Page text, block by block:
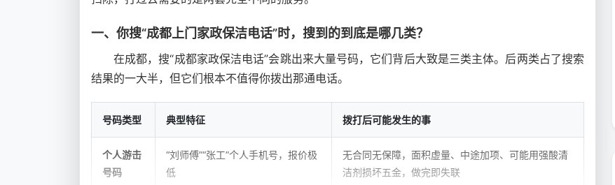
一、你搜“成都上门家政保洁电话”时，搜到的到底是哪几类？
在成都，搜“成都家政保洁电话”会跳出来大量号码，它们背后大致是三类主体。后两类占了搜索
结果的一大半，但它们根本不值得你拨出那通电话。
号码类型 典型特征 拨打后可能发生的事
个人游击
号码
“刘师傅”“张工”个人手机号，报价极
低
无合同无保障，面积虚量、中途加项、可能用强酸清
洁剂损坏五金，做完即失联